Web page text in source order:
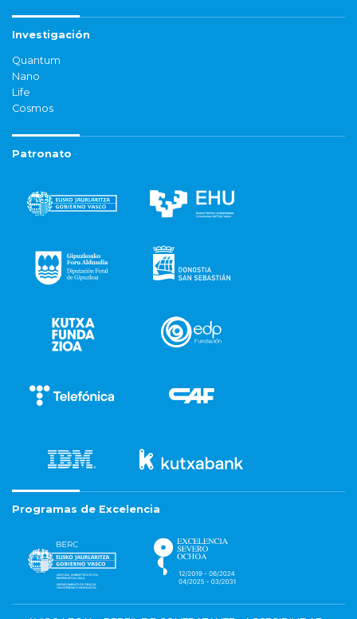
Investigación
Quantum
Nano
Life
Cosmos
Patronato
Programas de Excelencia